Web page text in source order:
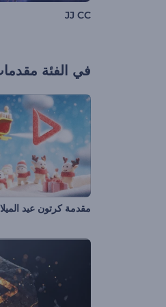
JJ CC
في الفئة
مقدمة كرتون عيد